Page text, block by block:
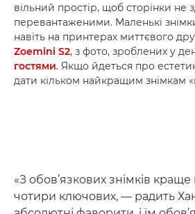
вільний простір, щоб сторінки не
перевантаженими. Маленькі
навіть на принтерах миттєвого
Zoemini S2, з фото, зроблених у
гостями. Якщо йдеться про
дати кільком найкращим знімкам
«З обов’язкових знімків
чотири ключових, — радить